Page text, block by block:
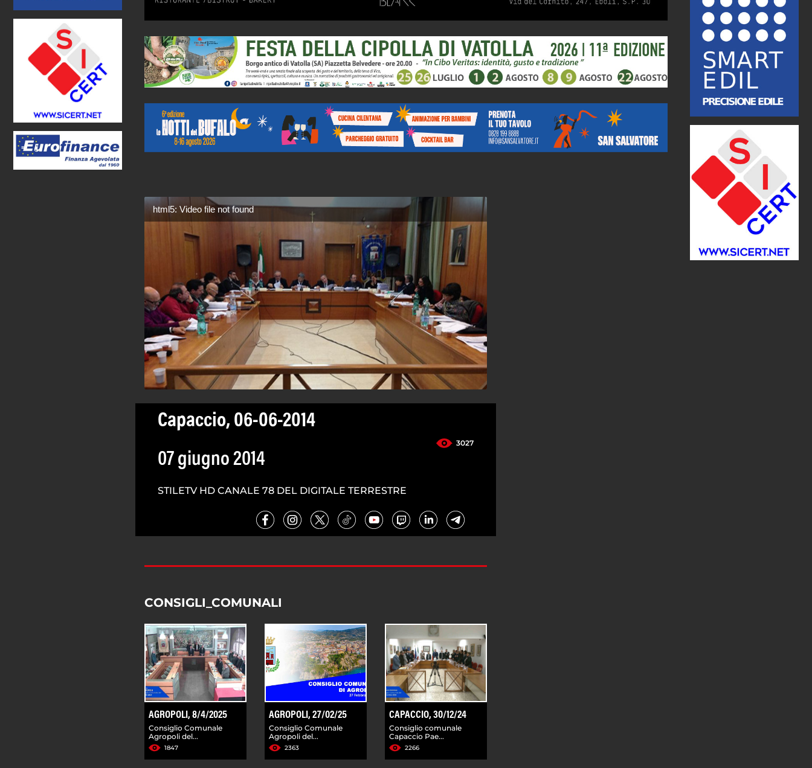
html5: Video file not found
Capaccio, 06-06-2014
3027
07 giugno 2014
STILETV HD CANALE 78 DEL DIGITALE TERRESTRE
CONSIGLI_COMUNALI
AGROPOLI, 8/4/2025
Consiglio Comunale
Agropoli del...
1847
AGROPOLI, 27/02/25
Consiglio Comunale
Agropoli del...
2363
CAPACCIO, 30/12/24
Consiglio comunale
Capaccio Pae...
2266